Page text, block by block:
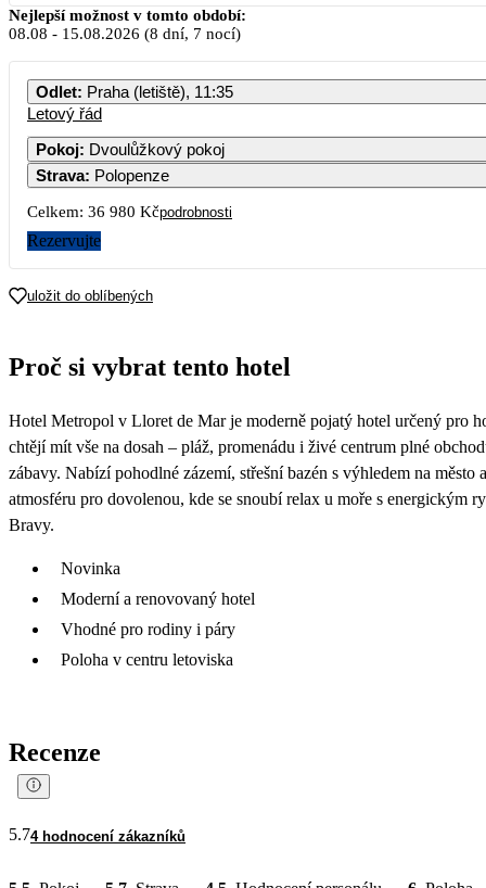
Srpen 2026
PO ÚT ST ČT PÁ SO NE
19 590
Nejlepší možnost v tomto období:
08.08 - 15.08.2026 (8 dní, 7 nocí)
Odlet: Praha (letiště), 11:35
Letový řád
Pokoj: Dvoulůžkový pokoj
Strava: Polopenze
Celkem: 36 980 Kčpodrobnosti
Rezervujte
uložit do oblíbených
Proč si vybrat tento hotel
Hotel Metropol v Lloret de Mar je moderně pojatý hotel určený pro
chtějí mít vše na dosah – pláž, promenádu i živé centrum plné
zábavy. Nabízí pohodlné zázemí, střešní bazén s výhledem na město
atmosféru pro dovolenou, kde se snoubí relax u moře s energickým
Bravy.
Novinka
Moderní a renovovaný hotel
Vhodné pro rodiny i páry
Poloha v centru letoviska
Recenze
5.74 hodnocení zákazníků